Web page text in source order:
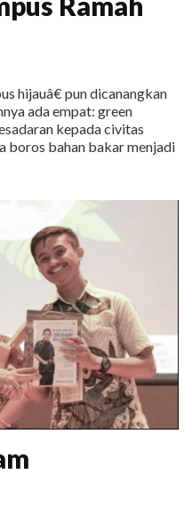
hijauâ€ pun dicanangkan
ada empat: green
kepada civitas
boros bahan bakar menjadi